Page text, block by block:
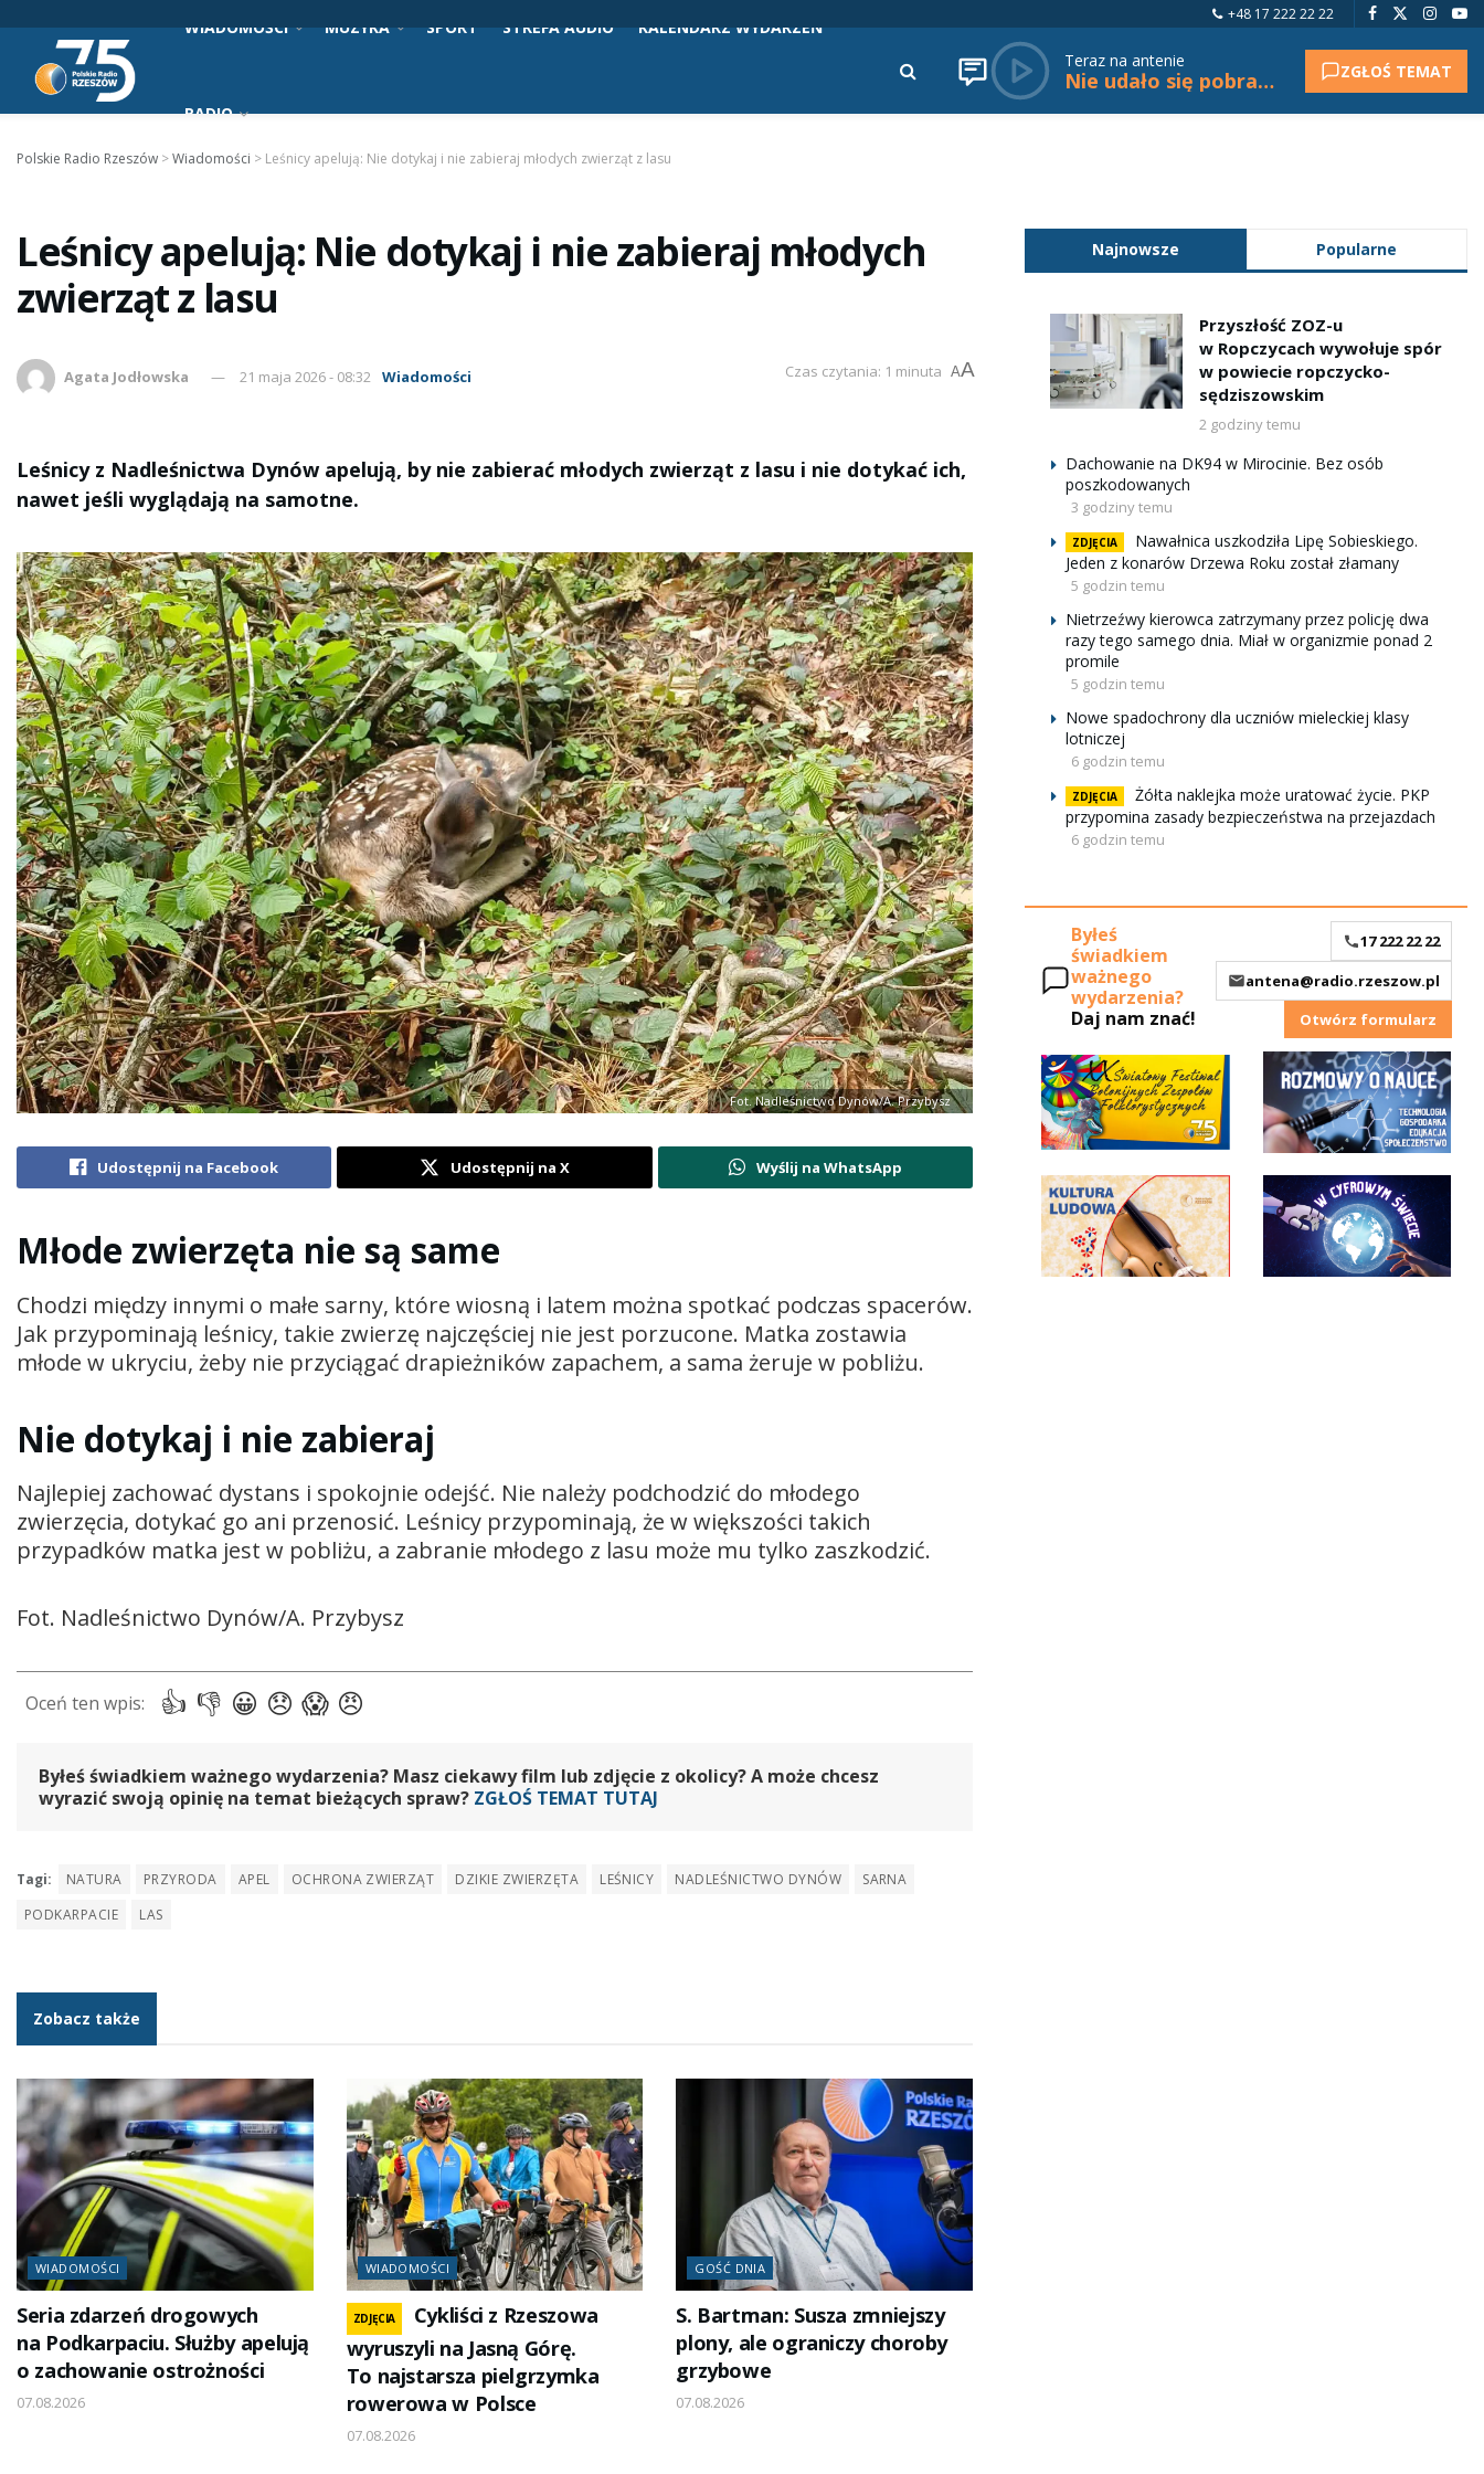
+48 17 222 22 22
WIADOMOŚCI MUZYKA SPORT STREFA AUDIO KALENDARZ WYDARZEŃ
RADIO
Teraz na antenie
Nie udało się pobrać tytułu. ZGŁOŚ TEMAT
Polskie Radio Rzeszów >Wiadomości > Leśnicy apelują: Nie dotykaj i nie zabieraj młodych zwierząt z lasu
Leśnicy apelują: Nie dotykaj i nie zabieraj młodych
zwierząt z lasu
Agata Jodłowska 21 maja 2026 - 08:32 Wiadomości Czas czytania: 1 minuta AA
Leśnicy z Nadleśnictwa Dynów apelują, by nie zabierać młodych zwierząt z lasu i nie dotykać ich,
nawet jeśli wyglądają na samotne.
Fot. Nadleśnictwo Dynów/A. Przybysz
Udostępnij na Facebook Udostępnij na X Wyślij na WhatsApp
Młode zwierzęta nie są same
Chodzi między innymi o małe sarny, które wiosną i latem można spotkać podczas spacerów.
Jak przypominają leśnicy, takie zwierzę najczęściej nie jest porzucone. Matka zostawia
młode w ukryciu, żeby nie przyciągać drapieżników zapachem, a sama żeruje w pobliżu.
Nie dotykaj i nie zabieraj
Najlepiej zachować dystans i spokojnie odejść. Nie należy podchodzić do młodego
zwierzęcia, dotykać go ani przenosić. Leśnicy przypominają, że w większości takich
przypadków matka jest w pobliżu, a zabranie młodego z lasu może mu tylko zaszkodzić.
Fot. Nadleśnictwo Dynów/A. Przybysz
Byłeś świadkiem ważnego wydarzenia? Masz ciekawy film lub zdjęcie z okolicy? A może chcesz
wyrazić swoją opinię na temat bieżących spraw? ZGŁOŚ TEMAT TUTAJ
Tagi: NATURA PRZYRODA APEL OCHRONA ZWIERZĄT DZIKIE ZWIERZĘTA LEŚNICY NADLEŚNICTWO DYNÓW
SARNA
PODKARPACIE
LAS
Zobacz także
WIADOMOŚCI
Seria zdarzeń drogowych
na Podkarpaciu. Służby apelują
o zachowanie ostrożności
07.08.2026
WIADOMOŚCI
ZDJĘCIA
Cykliści z Rzeszowa
wyruszyli na Jasną Górę.
To najstarsza pielgrzymka
rowerowa w Polsce
07.08.2026
GOŚĆ DNIA
S. Bartman: Susza zmniejszy
plony, ale ograniczy choroby
grzybowe
07.08.2026
Najnowsze Popularne
Przyszłość ZOZ-u
w Ropczycach wywołuje spór
w powiecie ropczycko-
sędziszowskim
2 godziny temu
Dachowanie na DK94 w Mirocinie. Bez osób
poszkodowanych
3 godziny temu
ZDJĘCIA
Nawałnica uszkodziła Lipę Sobieskiego.
Jeden z konarów Drzewa Roku został złamany
5 godzin temu
Nietrzeźwy kierowca zatrzymany przez policję dwa
razy tego samego dnia. Miał w organizmie ponad 2
promile
5 godzin temu
Nowe spadochrony dla uczniów mieleckiej klasy
lotniczej
6 godzin temu
ZDJĘCIA
Żółta naklejka może uratować życie. PKP
przypomina zasady bezpieczeństwa na przejazdach
6 godzin temu
Byłeś
świadkiem
ważnego
wydarzenia?
Daj nam znać!
17 222 22 22
antena@radio.rzeszow.pl
Otwórz formularz